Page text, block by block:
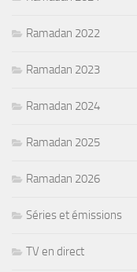
Ramadan 2022
Ramadan 2023
Ramadan 2024
Ramadan 2025
Ramadan 2026
Séries et émissions
TV en direct